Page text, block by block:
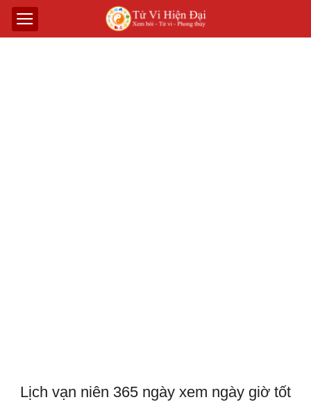
Lịch vạn niên 365 ngày xem ngày giờ tốt